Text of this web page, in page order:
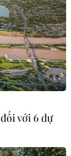
với 6 dự